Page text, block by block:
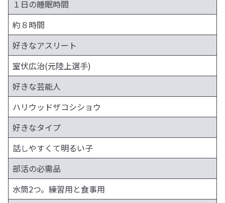
１日の睡眠時間
約８時間
好きなアスリート
室伏広治(元陸上選手)
好きな芸能人
ハリウッドザコシショウ
好きなタイプ
話しやすくて明るい子
部活の必需品
水筒2つ。練習用と食事用